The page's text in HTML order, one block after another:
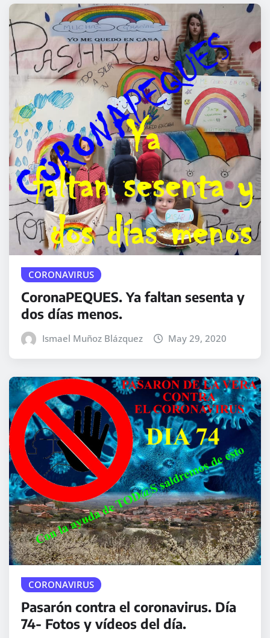
CORONAVIRUS
CoronaPEQUES. Ya faltan sesenta y
dos días menos.
Ismael Muñoz Blázquez May 29, 2020
CORONAVIRUS
Pasarón contra el coronavirus. Día
74- Fotos y vídeos del día.